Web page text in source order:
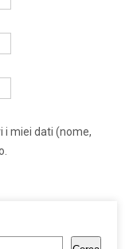
i miei dati (nome,